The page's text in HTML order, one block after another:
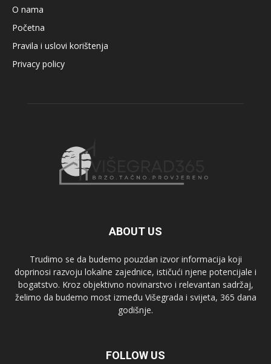
O nama
Početna
Pravila i uslovi korištenja
Privacy policy
ABOUT US
Trudimo se da budemo pouzdan izvor informacija koji
doprinosi razvoju lokalne zajednice, ističući njene potencijale i
bogatstvo. Kroz objektivno novinarstvo i relevantan sadržaj,
želimo da budemo most između Višegrada i svijeta, 365 dana
godišnje.
FOLLOW US